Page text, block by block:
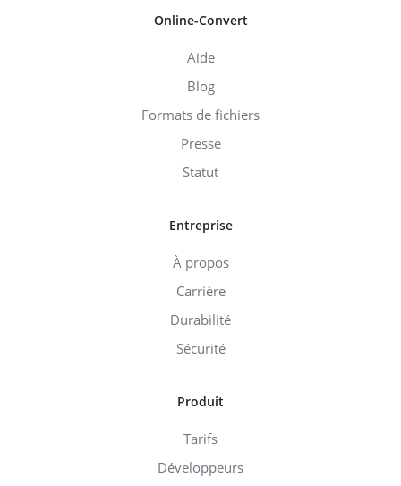
Online-Convert
Aide
Blog
Formats de fichiers
Presse
Statut
Entreprise
À propos
Carrière
Durabilité
Sécurité
Produit
Tarifs
Développeurs